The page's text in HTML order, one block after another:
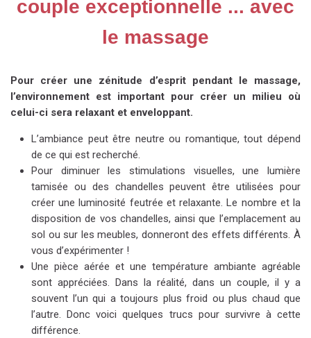
couple exceptionnelle ... avec
le massage
Pour créer une zénitude d’esprit pendant le massage,
l’environnement est important pour créer un milieu où
celui-ci sera relaxant et enveloppant.
L’ambiance peut être neutre ou romantique, tout dépend
de ce qui est recherché.
Pour diminuer les stimulations visuelles, une lumière
tamisée ou des chandelles peuvent être utilisées pour
créer une luminosité feutrée et relaxante. Le nombre et la
disposition de vos chandelles, ainsi que l’emplacement au
sol ou sur les meubles, donneront des effets différents. À
vous d’expérimenter !
Une pièce aérée et une température ambiante agréable
sont appréciées. Dans la réalité, dans un couple, il y a
souvent l’un qui a toujours plus froid ou plus chaud que
l’autre. Donc voici quelques trucs pour survivre à cette
différence.